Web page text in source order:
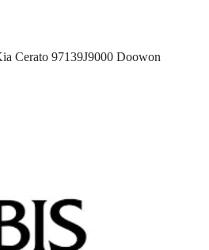
Cerato 97139J9000 Doowon